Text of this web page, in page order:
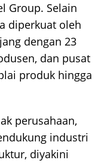
Group. Selain
diperkuat oleh
dengan 23
dan pusat
produk hingga
perusahaan,
industri
diyakini